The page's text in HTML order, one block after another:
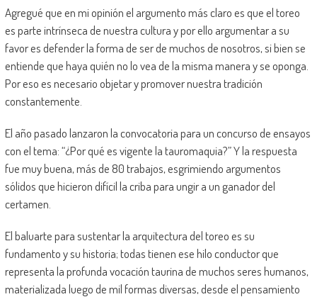
Agregué que en mi opinión el argumento más claro es que el toreo
es parte intrínseca de nuestra cultura y por ello argumentar a su
favor es defender la forma de ser de muchos de nosotros, si bien se
entiende que haya quién no lo vea de la misma manera y se oponga.
Por eso es necesario objetar y promover nuestra tradición
constantemente.
El año pasado lanzaron la convocatoria para un concurso de ensayos
con el tema: “¿Por qué es vigente la tauromaquia?” Y la respuesta
fue muy buena, más de 80 trabajos, esgrimiendo argumentos
sólidos que hicieron difícil la criba para ungir a un ganador del
certamen.
El baluarte para sustentar la arquitectura del toreo es su
fundamento y su historia; todas tienen ese hilo conductor que
representa la profunda vocación taurina de muchos seres humanos,
materializada luego de mil formas diversas, desde el pensamiento